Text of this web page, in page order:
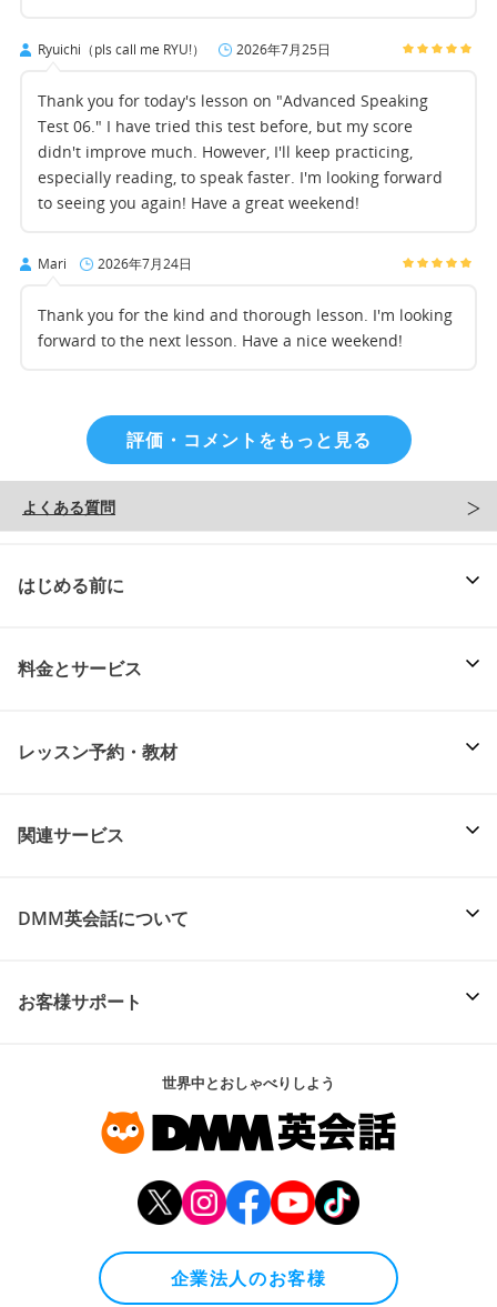
Ryuichi（pls call me RYU!） 2026年7月25日
Thank you for today's lesson on "Advanced Speaking
Test 06." I have tried this test before, but my score
didn't improve much. However, I'll keep practicing,
especially reading, to speak faster. I'm looking forward
to seeing you again! Have a great weekend!
Mari 2026年7月24日
Thank you for the kind and thorough lesson. I'm looking
forward to the next lesson. Have a nice weekend!
評価・コメントをもっと見る
よくある質問
はじめる前に
料金とサービス
レッスン予約・教材
関連サービス
DMM英会話について
お客様サポート
世界中とおしゃべりしよう
企業法人のお客様